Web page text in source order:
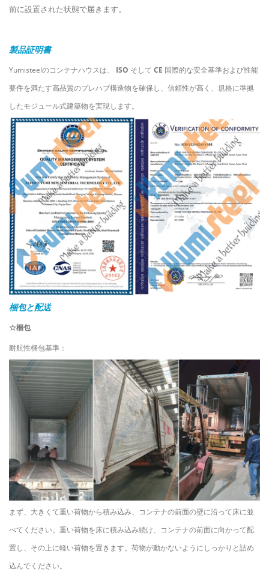
前に設置された状態で届きます。
製品証明書
Yumisteelのコンテナハウスは、 ISO そして CE 国際的な安全基準および性能
要件を満たす高品質のプレハブ構造物を確保し、信頼性が高く、規格に準拠
したモジュール式建築物を実現します。
梱包と配送
☆梱包
耐航性梱包基準：
まず、大きくて重い荷物から積み込み、コンテナの前面の壁に沿って床に並
べてください。重い荷物を床に積み込み続け、コンテナの前面に向かって配
置し、その上に軽い荷物を置きます。荷物が動かないようにしっかりと詰め
込んでください。